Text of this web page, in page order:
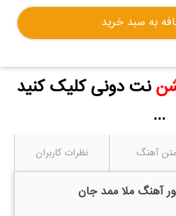
به سبد خرید
نت دونی کلیک کنید
...
آهنگ نظرات کاربران
آهنگ ملا ممد جان